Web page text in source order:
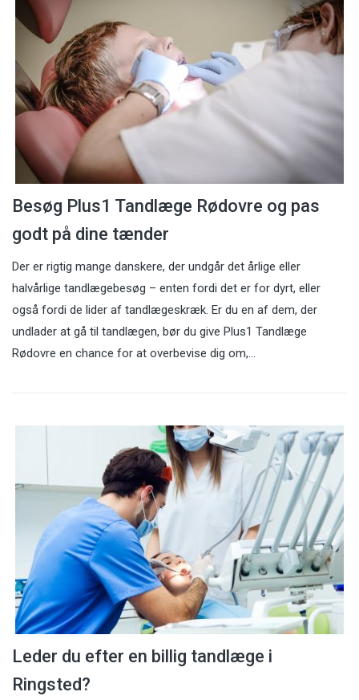
Besøg Plus1 Tandlæge Rødovre og pas
godt på dine tænder
Der er rigtig mange danskere, der undgår det årlige eller
halvårlige tandlægebesøg – enten fordi det er for dyrt, eller
også fordi de lider af tandlægeskræk. Er du en af dem, der
undlader at gå til tandlægen, bør du give Plus1 Tandlæge
Rødovre en chance for at overbevise dig om,…
Leder du efter en billig tandlæge i
Ringsted?